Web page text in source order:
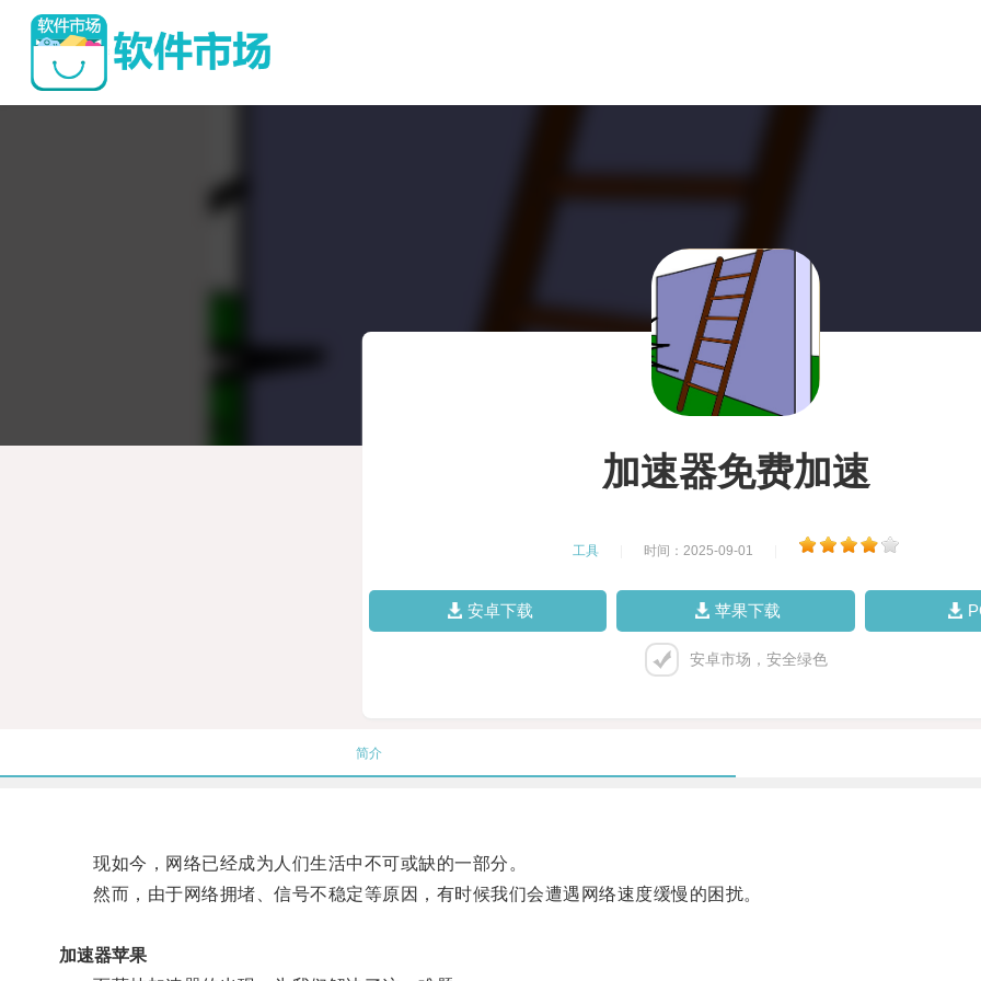
加速器免费加速
工具 时间：2025-09-01
安卓下载 苹果下载
安卓市场，安全绿色
简介
现如今，网络已经成为人们生活中不可或缺的一部分。
然而，由于网络拥堵、信号不稳定等原因，有时候我们会遭遇网络速度缓慢的困扰。
加速器苹果